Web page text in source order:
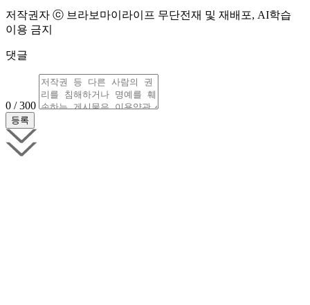
저작권자 ⓒ 브라보마이라이프 무단전재 및 재배포, AI학습
이용 금지
댓글
0 / 300